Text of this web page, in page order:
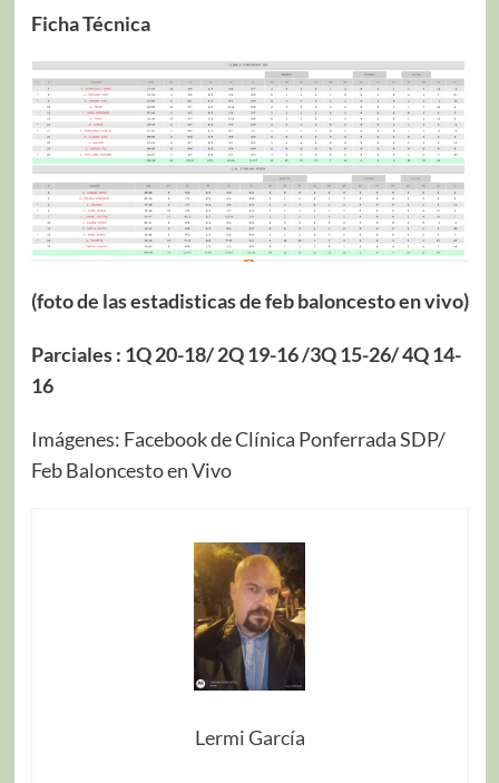
Ficha Técnica
(foto de las estadisticas de feb baloncesto en vivo)
Parciales : 1Q 20-18/ 2Q 19-16 /3Q 15-26/ 4Q 14-
16
Imágenes: Facebook de Clínica Ponferrada SDP/
Feb Baloncesto en Vivo
Lermi García